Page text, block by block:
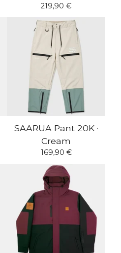
219,90 €
SAARUA Pant 20K ·
Cream
169,90 €